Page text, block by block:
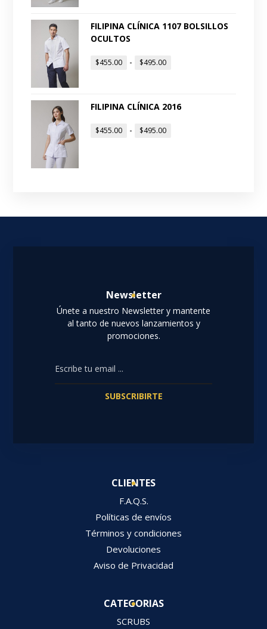
FILIPINA CLÍNICA 1107 BOLSILLOS
OCULTOS
$455.00 - $495.00
FILIPINA CLÍNICA 2016
$455.00 - $495.00
Newsletter
Únete a nuestro Newsletter y mantente
al tanto de nuevos lanzamientos y
promociones.
SUBSCRIBIRTE
CLIENTES
F.A.Q.S.
Políticas de envíos
Términos y condiciones
Devoluciones
Aviso de Privacidad
CATEGORIAS
SCRUBS